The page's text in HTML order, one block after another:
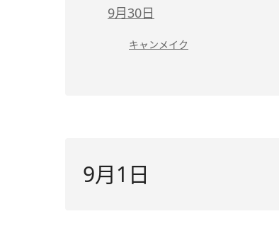
9月30日
キャンメイク
9月1日